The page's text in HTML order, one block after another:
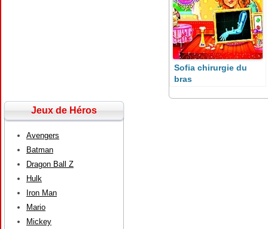
Sofia chirurgie du
bras
Jeux de Héros
Avengers
Batman
Dragon Ball Z
Hulk
Iron Man
Mario
Mickey